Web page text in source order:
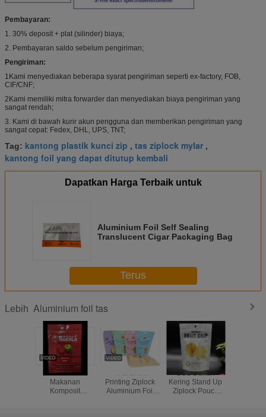
Pembayaran:
1. 30% deposit + plat (silinder) biaya;
2. Pembayaran saldo sebelum pengiriman;
Pengiriman:
1Kami menyediakan beberapa syarat pengiriman seperti ex-factory, FOB,
CIF/CNF;
2Kami memiliki mitra forwarder dan menyediakan biaya pengiriman yang
sangat rendah;
3. Kami di bawah kurir akun pengguna dan memberikan pengiriman yang
sangat cepat: Fedex, DHL, UPS, TNT;
Tag: kantong plastik kunci zip , tas ziplock mylar ,
kantong foil yang dapat ditutup kembali
Dapatkan Harga Terbaik untuk
Aluminium Foil Self Sealing
Translucent Cigar Packaging Bag
Terus
Lebih Aluminium foil tas
Tas Kemasan
Makanan
Komposit
4c Gravure
Printing Ziplock
Aluminium Foil
SGS Durian
Kering Stand Up
Ziplock Pouch